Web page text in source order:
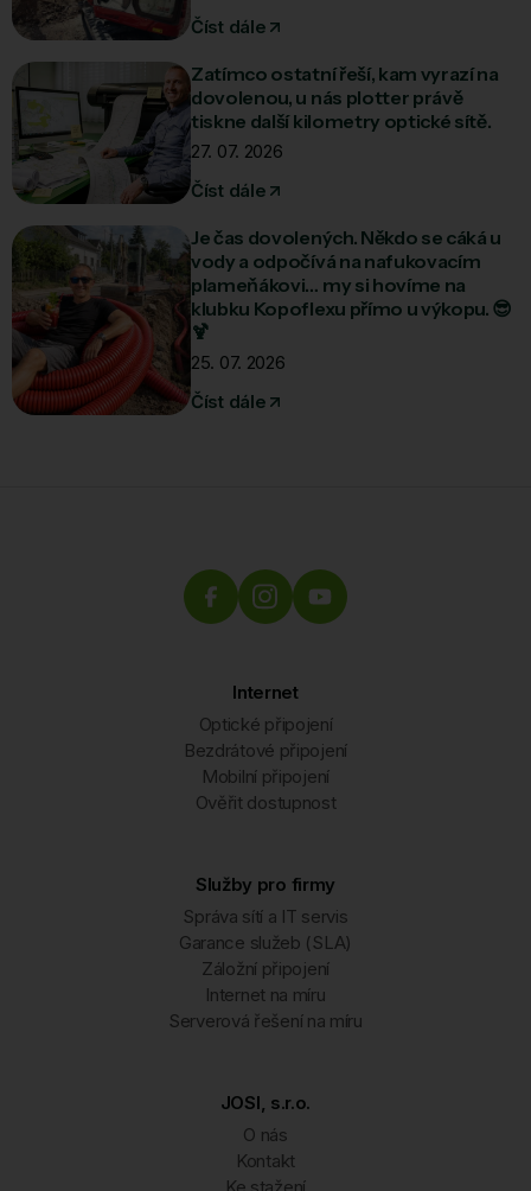
Číst dále
Zatímco ostatní řeší, kam vyrazí na
dovolenou, u nás plotter právě
tiskne další kilometry optické sítě.
27. 07. 2026
Číst dále
Je čas dovolených. Někdo se cáká u
vody a odpočívá na nafukovacím
plameňákovi… my si hovíme na
klubku Kopoflexu přímo u výkopu. 😎
🍹
25. 07. 2026
Číst dále
Internet
Optické připojení
Bezdrátové připojení
Mobilní připojení
Ověřit dostupnost
Služby pro firmy
Správa sítí a IT servis
Garance služeb (SLA)
Záložní připojení
Internet na míru
Serverová řešení na míru
JOSI, s.r.o.
O nás
Kontakt
Ke stažení